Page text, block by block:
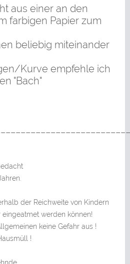
aus einer an den
farbigen Papier zum
beliebig miteinander
Kurve empfehle ich
"Bach"
der Reichweite von Kindern
werden können!
keine Gefahr aus !
!